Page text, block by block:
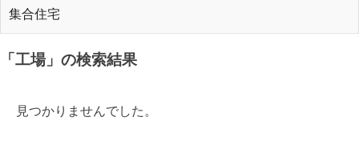
集合住宅
「工場」の検索結果
見つかりませんでした。